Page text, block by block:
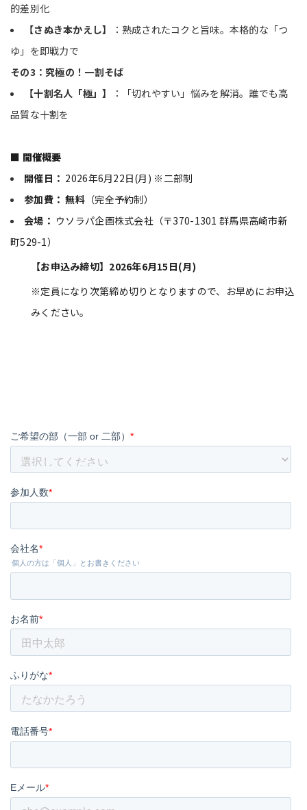
的差別化
【さぬき本かえし】
：熟成されたコクと旨味。本格的な「つ
ゆ」を即戦力で
その3：究極の！一割そば
【十割名人「極」】
：「切れやすい」悩みを解消。誰でも高
品質な十割を
■ 開催概要
開催日： 2026年6月22日(月) ※二部制
参加費： 無料（完全予約制）
会場： ウソラパ企画株式会社（〒370-1301 群馬県高崎市新
町529-1）
【お申込み締切】2026年6月15日(月)
※定員になり次第締め切りとなりますので、お早めにお申込
みください。